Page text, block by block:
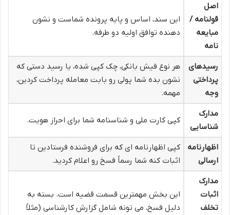
اصل
قولنامه /
مبایعه
نامه
این سند، اساس و پایه پرونده شماست و نشون
دهنده توافق اولیه دو طرفه.
رسیدهای
پرداختی
وجه
هر نوع فیش بانکی، چک کپی شده، یا رسید دستی که
نشون بده شما پولی رو بابت معامله پرداخت کردین،
مهمه.
مدارک
شناسایی
کپی کارت ملی و شناسنامه شما برای احراز هویت.
اظهارنامه
ارسالی
کپی اظهارنامه ای که برای فروشنده فرستادین تا
اثبات کنه شما رسماً فسخ رو اعلام کردید.
مدارک
اثبات
تخلف
این بخش مهمترین قسمت قضیه است. بسته به
دلیل فسخ، می تونه شامل گزارش کارشناسی (مثلاً